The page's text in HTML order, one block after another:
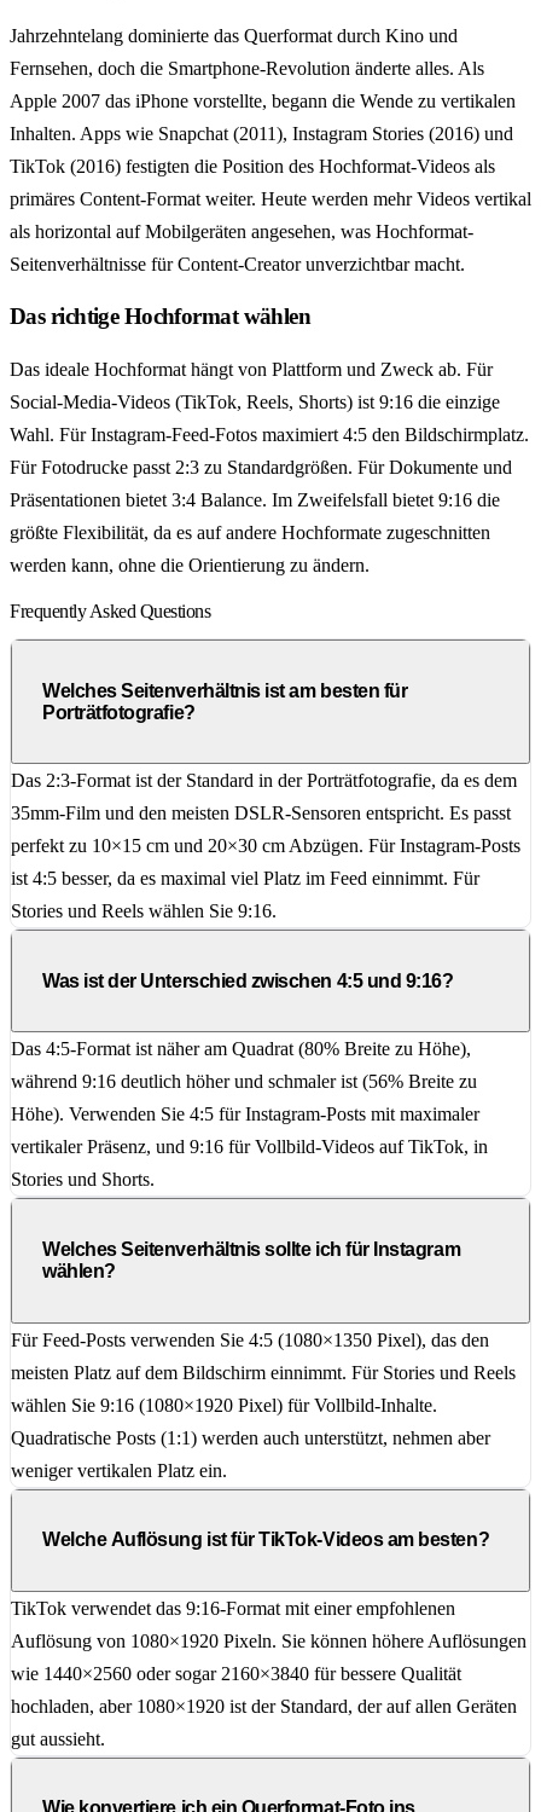
Jahrzehntelang dominierte das Querformat durch Kino und
Fernsehen, doch die Smartphone-Revolution änderte alles. Als
Apple 2007 das iPhone vorstellte, begann die Wende zu vertikalen
Inhalten. Apps wie Snapchat (2011), Instagram Stories (2016) und
TikTok (2016) festigten die Position des Hochformat-Videos als
primäres Content-Format weiter. Heute werden mehr Videos vertikal
als horizontal auf Mobilgeräten angesehen, was Hochformat-
Seitenverhältnisse für Content-Creator unverzichtbar macht.
Das richtige Hochformat wählen
Das ideale Hochformat hängt von Plattform und Zweck ab. Für
Social-Media-Videos (TikTok, Reels, Shorts) ist 9:16 die einzige
Wahl. Für Instagram-Feed-Fotos maximiert 4:5 den Bildschirmplatz.
Für Fotodrucke passt 2:3 zu Standardgrößen. Für Dokumente und
Präsentationen bietet 3:4 Balance. Im Zweifelsfall bietet 9:16 die
größte Flexibilität, da es auf andere Hochformate zugeschnitten
werden kann, ohne die Orientierung zu ändern.
Frequently Asked Questions
Welches Seitenverhältnis ist am besten für
Porträtfotografie?
Das 2:3-Format ist der Standard in der Porträtfotografie, da es dem
35mm-Film und den meisten DSLR-Sensoren entspricht. Es passt
perfekt zu 10×15 cm und 20×30 cm Abzügen. Für Instagram-Posts
ist 4:5 besser, da es maximal viel Platz im Feed einnimmt. Für
Stories und Reels wählen Sie 9:16.
Was ist der Unterschied zwischen 4:5 und 9:16?
Das 4:5-Format ist näher am Quadrat (80% Breite zu Höhe),
während 9:16 deutlich höher und schmaler ist (56% Breite zu
Höhe). Verwenden Sie 4:5 für Instagram-Posts mit maximaler
vertikaler Präsenz, und 9:16 für Vollbild-Videos auf TikTok, in
Stories und Shorts.
Welches Seitenverhältnis sollte ich für Instagram
wählen?
Für Feed-Posts verwenden Sie 4:5 (1080×1350 Pixel), das den
meisten Platz auf dem Bildschirm einnimmt. Für Stories und Reels
wählen Sie 9:16 (1080×1920 Pixel) für Vollbild-Inhalte.
Quadratische Posts (1:1) werden auch unterstützt, nehmen aber
weniger vertikalen Platz ein.
Welche Auflösung ist für TikTok-Videos am besten?
TikTok verwendet das 9:16-Format mit einer empfohlenen
Auflösung von 1080×1920 Pixeln. Sie können höhere Auflösungen
wie 1440×2560 oder sogar 2160×3840 für bessere Qualität
hochladen, aber 1080×1920 ist der Standard, der auf allen Geräten
gut aussieht.